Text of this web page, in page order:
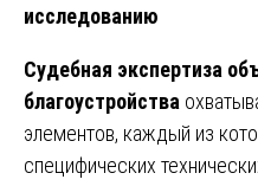
исследованию
Судебная экспертиза
благоустройства
элементов, каждый из
специфических